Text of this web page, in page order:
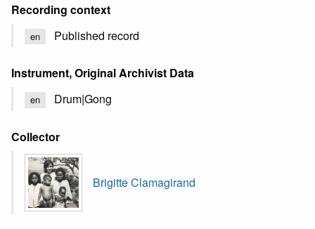
Recording context
en Published record
Instrument, Original Archivist Data
en Drum|Gong
Collector
Brigitte Clamagirand